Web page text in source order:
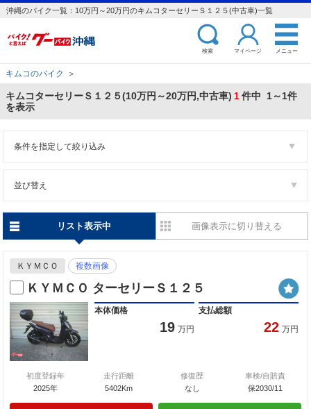
沖縄のバイク一覧：10万円～20万円のキムコターセリーＳ１２５(中古車)一覧
検索 マイページ メニュー
キムコのバイク ＞
キムコターセリーＳ１２５(10万円～20万円,中古車) 1件中 1～1件
を表示
条件を指定して絞り込み
並び替え
リスト表示中 画像表示に切り替える
ＫＹＭＣＯ 複数画像
ＫＹＭＣＯ ターセリーＳ１２５
本体価格
19 万円
支払総額
22 万円
初度登録年
2025年
走行距離
5402Km
修復歴
なし
車検/自賠責
保2030/11